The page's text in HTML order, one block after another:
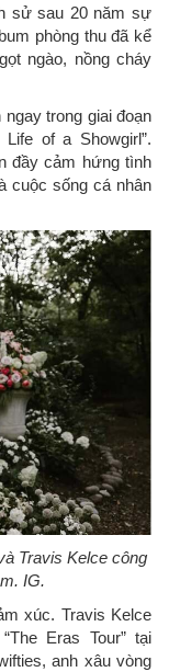
sử sau 20 năm sự
phòng thu đã kể
ngào, nồng cháy
trong giai đoạn
of a Showgirl”.
đầy cảm hứng tình
cuộc sống cá nhân
Travis Kelce công
IG.
xúc. Travis Kelce
Eras Tour” tại
anh xâu vòng